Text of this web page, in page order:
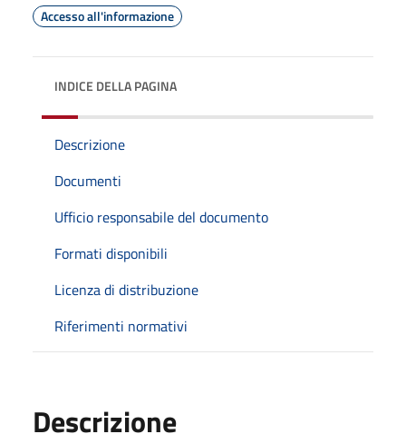
Accesso all'informazione
INDICE DELLA PAGINA
Descrizione
Documenti
Ufficio responsabile del documento
Formati disponibili
Licenza di distribuzione
Riferimenti normativi
Descrizione